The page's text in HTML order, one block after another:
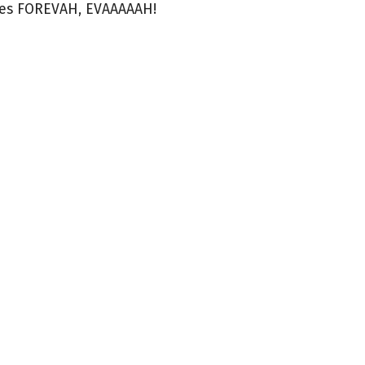
EVAAAAAH!